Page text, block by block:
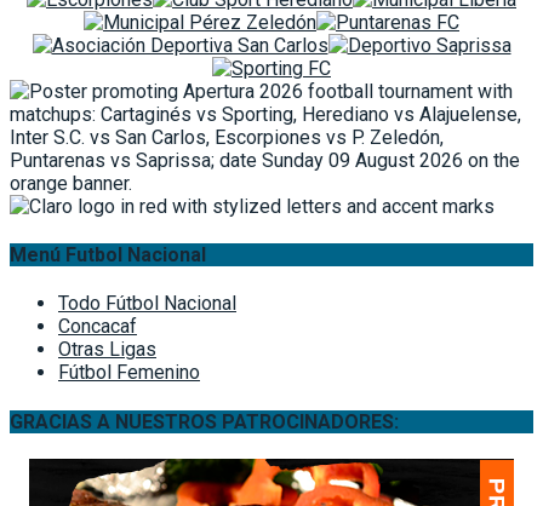
Menú Futbol Nacional
Todo Fútbol Nacional
Concacaf
Otras Ligas
Fútbol Femenino
GRACIAS A NUESTROS PATROCINADORES: